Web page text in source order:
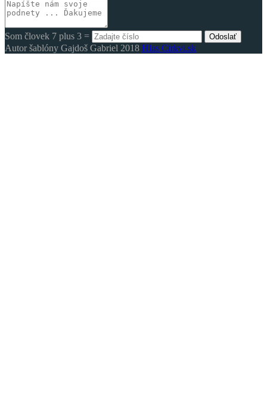
Som človek 7 plus 3 = Odoslať
Autor šablóny Gajdoš Gabriel 2018 Hlas Cirkvi.sk